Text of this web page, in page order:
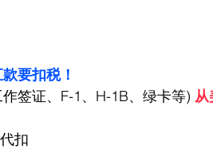
要扣税！
签证、F-1、H-1B、绿卡等) 从
扣